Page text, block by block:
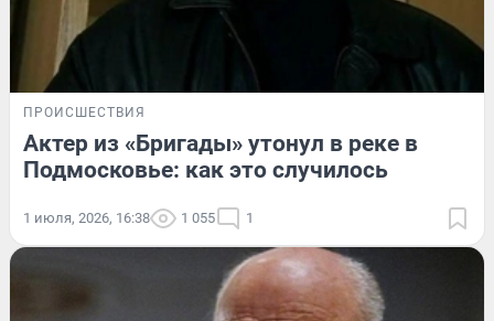
ПРОИСШЕСТВИЯ
Актер из «Бригады» утонул в реке в
Подмосковье: как это случилось
1 июля, 2026, 16:38 1 055 1